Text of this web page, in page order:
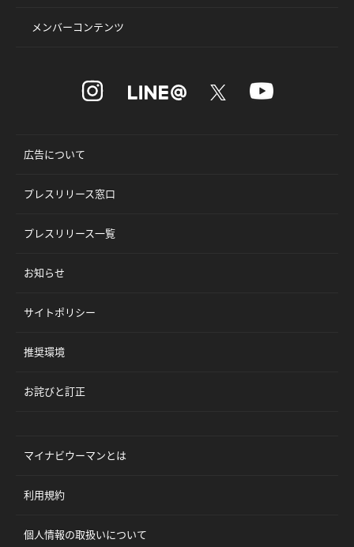
メンバーコンテンツ
広告について
プレスリリース窓口
プレスリリース一覧
お知らせ
サイトポリシー
推奨環境
お詫びと訂正
マイナビウーマンとは
利用規約
個人情報の取扱いについて